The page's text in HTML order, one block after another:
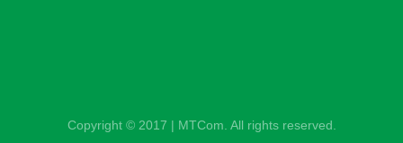
Copyright © 2017 | MTCom. All rights reserved.